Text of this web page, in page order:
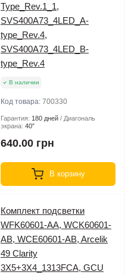
Type_Rev.1_1,
SVS400A73_4LED_A-
type_Rev.4,
SVS400A73_4LED_B-
type_Rev.4
В наличии
Код товара: 700330
Гарантия: 180 дней
Диагональ
экрана: 40″
640.00 грн
В корзину
Комплект подсветки
WFK60601-AA, WCK60601-
AB, WCE60601-AB, Arcelik
49 Clarity
3X5+3X4_1313FCA, GCU